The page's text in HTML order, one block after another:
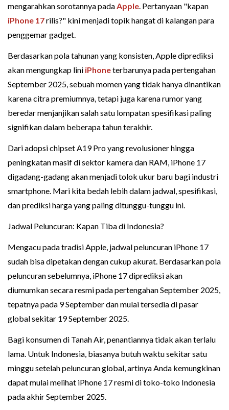
mengarahkan sorotannya padaApple. Pertanyaan "kapan
iPhone 17rilis?" kini menjadi topik hangat di kalangan para
penggemar gadget.
Berdasarkan pola tahunan yang konsisten, Apple diprediksi
akan mengungkap lini iPhoneterbarunya pada pertengahan
September 2025, sebuah momen yang tidak hanya dinantikan
karena citra premiumnya, tetapi juga karena rumor yang
beredar menjanjikan salah satu lompatan spesifikasi paling
signifikan dalam beberapa tahun terakhir.
Dari adopsi chipset A19 Pro yang revolusioner hingga
peningkatan masif di sektor kamera dan RAM, iPhone 17
digadang-gadang akan menjadi tolok ukur baru bagi industri
smartphone. Mari kita bedah lebih dalam jadwal, spesifikasi,
dan prediksi harga yang paling ditunggu-tunggu ini.
Jadwal Peluncuran: Kapan Tiba di Indonesia?
Mengacu pada tradisi Apple, jadwal peluncuran iPhone 17
sudah bisa dipetakan dengan cukup akurat. Berdasarkan pola
peluncuran sebelumnya, iPhone 17 diprediksi akan
diumumkan secara resmi pada pertengahan September 2025,
tepatnya pada 9 September dan mulai tersedia di pasar
global sekitar 19 September 2025.
Bagi konsumen di Tanah Air, penantiannya tidak akan terlalu
lama. Untuk Indonesia, biasanya butuh waktu sekitar satu
minggu setelah peluncuran global, artinya Anda kemungkinan
dapat mulai melihat iPhone 17 resmi di toko-toko Indonesia
pada akhir September 2025.